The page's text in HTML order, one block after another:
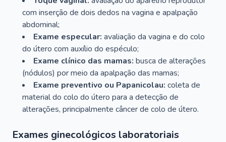
com inserção de dois dedos na vagina e apalpação
abdominal;
Exame especular: avaliação da vagina e do colo
do útero com auxílio do espéculo;
Exame clínico das mamas: busca de alterações
(nódulos) por meio da apalpação das mamas;
Exame preventivo ou Papanicolau: coleta de
material do colo do útero para a detecção de
alterações, principalmente câncer de colo de útero.
Exames ginecológicos laboratoriais